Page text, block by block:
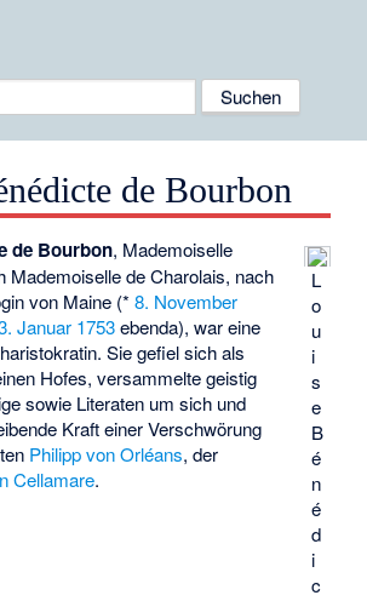
de Bourbon
L
o
u
i
s
e
B
é
n
é
d
i
c
de Bourbon, Mademoiselle
Mademoiselle de Charolais, nach
von Maine (*8. November
Januar 1753ebenda), war eine
Sie gefiel sich als
Hofes, versammelte geistig
sowie Literaten um sich und
Kraft einer Verschwörung
Philipp von Orléans, der
Cellamare.